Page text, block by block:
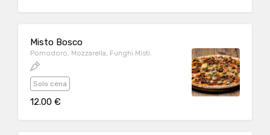
Misto Bosco
Pomodoro, Mozzarella, Funghi Misti.
Solo cena
12.00 €